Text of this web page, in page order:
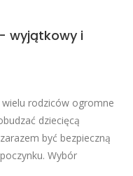
wyjątkowy i
rodziców ogromne
dziecięcą
być bezpieczną
Wybór